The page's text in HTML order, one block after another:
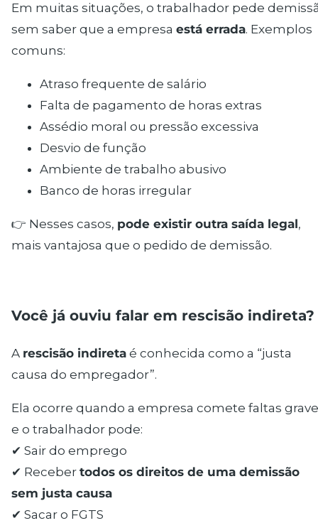
Em muitas situações, o trabalhador pede
sem saber que a empresa está errada. Exemplos
comuns:
Atraso frequente de salário
Falta de pagamento de horas extras
Assédio moral ou pressão excessiva
Desvio de função
Ambiente de trabalho abusivo
Banco de horas irregular
👉 Nesses casos, pode existir outra saída legal,
mais vantajosa que o pedido de demissão.
Você já ouviu falar em rescisão indireta?
A rescisão indiretaé conhecida como a “justa
causa do empregador”.
Ela ocorre quando a empresa comete faltas
e o trabalhador pode:
✔ Sair do emprego
✔ Receber todos os direitos de uma demissão
sem justa causa
✔ Sacar o FGTS